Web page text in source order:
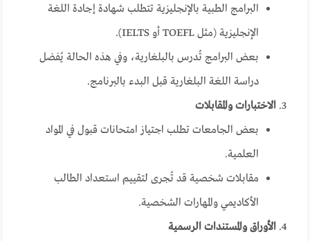
البرامج الطبية بالإنجليزية تتطلب شهادة إجادة اللغة
الإنجليزية (مثل TOEFL أو IELTS).
بعض البرامج تُدرس بالبلغارية، وفي هذه الحالة يُفضل
دراسة اللغة البلغارية قبل البدء بالبرنامج.
الاختبارات والمقابلات
بعض الجامعات تطلب اجتياز امتحانات قبول في المواد
العلمية.
مقابلات شخصية قد تُجرى لتقييم استعداد الطالب
الأكاديمي والمهارات الشخصية.
الأوراق والمستندات الرسمية